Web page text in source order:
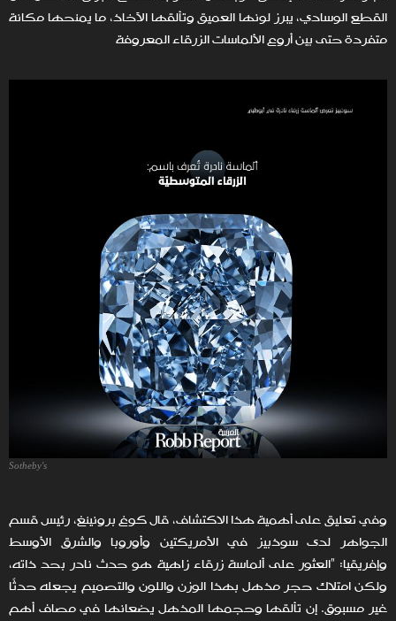
القطع الوسادي، يبرز لونها العميق وتألقها الآخاذ، ما يمنحها مكانة
متفردة حتى بين أروع الألماسات الزرقاء المعروفة
Sotheby's
وفي تعليق على أهمية هذا الاكتشاف، قال كوغ برونينغ، رئيس قسم
الجواهر لدى سوذبيز في الأمريكتين وأوروبا والشرق الأوسط
وإفريقيا: "العثور على ألماسة زرقاء زاهية هو حدث نادر بحد ذاته،
ولكن امتلاك حجر مذهل بهذا الوزن واللون والتصميم يجعله حدثًا
غير مسبوق. إن تألقها وحجمها المذهل يضعانها في مصاف أهم